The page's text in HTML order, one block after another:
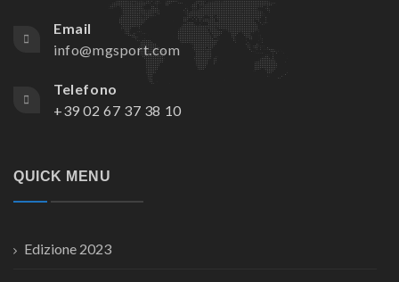
Email
info@mgsport.com
Telefono
+39 02 67 37 38 10
QUICK MENU
Edizione 2023